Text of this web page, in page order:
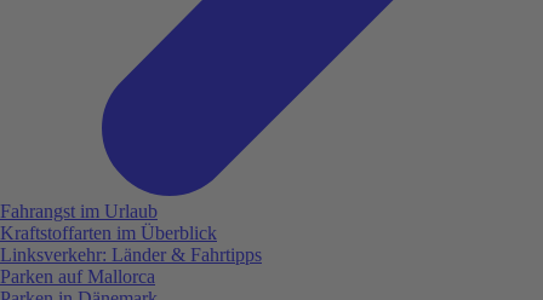
Fahrangst im Urlaub
Kraftstoffarten im Überblick
Linksverkehr: Länder & Fahrtipps
Parken auf Mallorca